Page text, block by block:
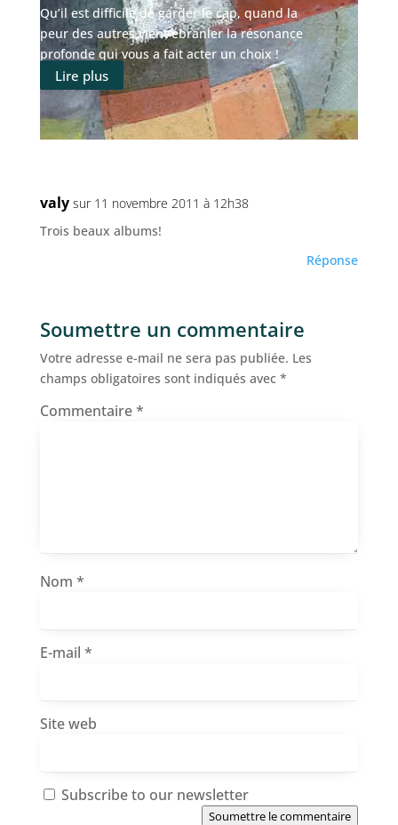
Qu’il est difficile de garder le cap, quand la
peur des autres vient ébranler la résonance
profonde qui vous a fait acter un choix !
Lire plus
valy sur 11 novembre 2011 à 12h38
Trois beaux albums!
Réponse
Soumettre un commentaire
Votre adresse e-mail ne sera pas publiée. Les
champs obligatoires sont indiqués avec *
Commentaire*
Nom *
E-mail *
Site web
Subscribe to our newsletter
Soumettre le commentaire